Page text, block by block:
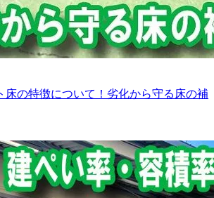
床の特徴について！劣化から守る床の補